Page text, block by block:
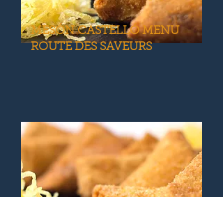
MESÓN CASTELLÓ MENU
ROUTE DES SAVEURS